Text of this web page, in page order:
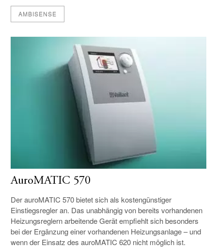
AMBISENSE
AuroMATIC 570
Der auroMATIC 570 bietet sich als kostengünstiger
Einstiegsregler an. Das unabhängig von bereits vorhandenen
Heizungsreglern arbeitende Gerät empfiehlt sich besonders
bei der Ergänzung einer vorhandenen Heizungsanlage – und
wenn der Einsatz des auroMATIC 620 nicht möglich ist.